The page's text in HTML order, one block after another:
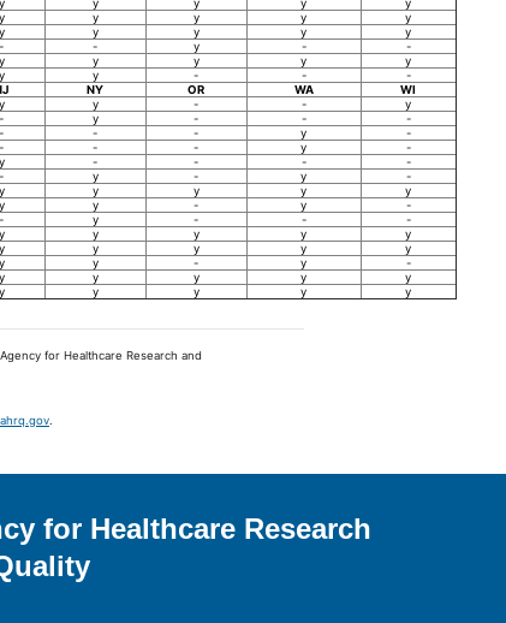
y y y y
y
y y y y
y
- - y -
-
y y y y
y
y y - -
-
NY OR WA
WI
y y - -
y
- y - -
-
- - - y
-
- - - y
-
y - - -
-
- y - y
-
y y y y
y
y y - y
-
- y - -
-
y y y y
y
y y y y
y
y y - y
-
y y y y
y
y y y y y
for Healthcare Research and
for Healthcare Research